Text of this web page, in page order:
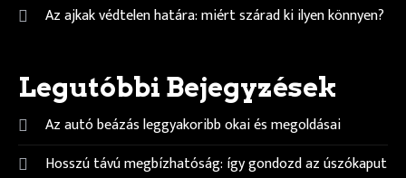
Az ajkak védtelen határa: miért szárad ki ilyen könnyen?
Legutóbbi Bejegyzések
Az autó beázás leggyakoribb okai és megoldásai
Hosszú távú megbízhatóság: így gondozd az úszókaput